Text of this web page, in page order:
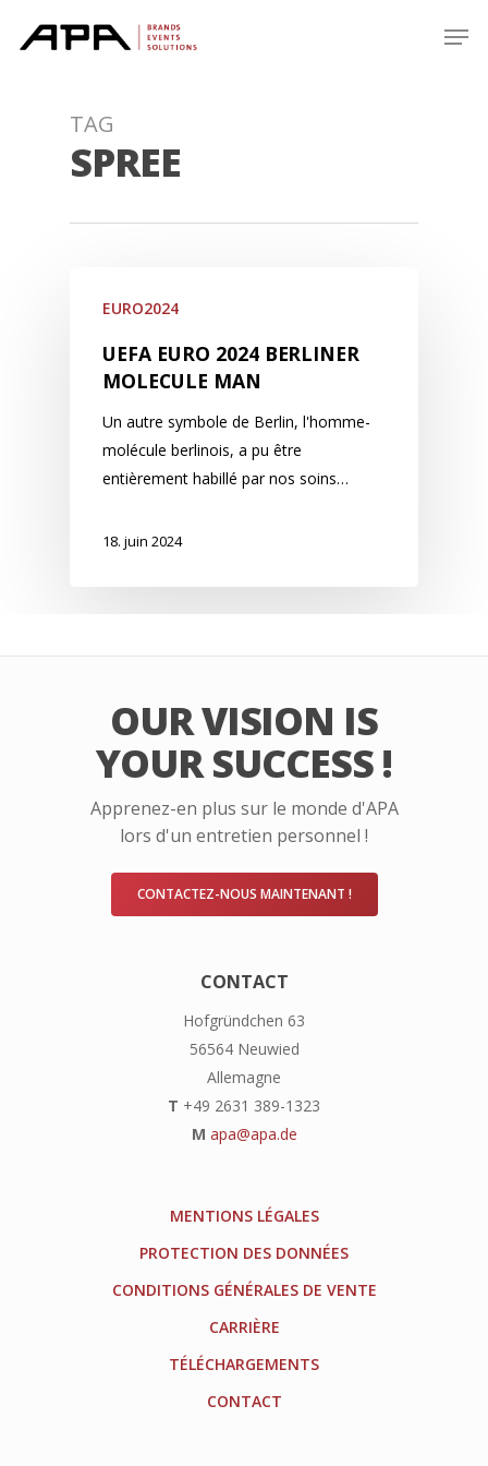
TAG
SPREE
EURO2024
UEFA EURO 2024 BERLINER
MOLECULE MAN
Un autre symbole de Berlin, l'homme-
molécule berlinois, a pu être
entièrement habillé par nos soins…
18. juin 2024
OUR VISION IS
YOUR SUCCESS !
Apprenez-en plus sur le monde d'APA
lors d'un entretien personnel !
CONTACTEZ-NOUS MAINTENANT !
CONTACT
Hofgründchen 63
56564 Neuwied
Allemagne
T +49 2631 389-1323
M apa@apa.de
MENTIONS LÉGALES
PROTECTION DES DONNÉES
CONDITIONS GÉNÉRALES DE VENTE
CARRIÈRE
TÉLÉCHARGEMENTS
CONTACT